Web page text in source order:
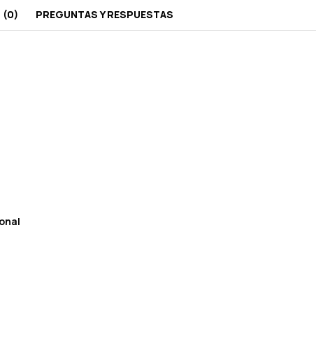
(0) PREGUNTAS Y RESPUESTAS